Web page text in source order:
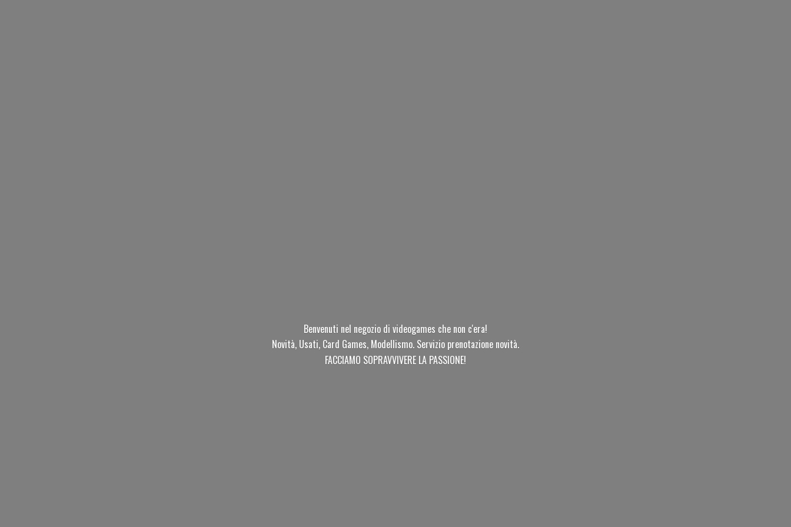
Benvenuti nel negozio di videogames che non c'era!
Novità, Usati, Card Games, Modellismo. Servizio prenotazione novità.
FACCIAMO SOPRAVVIVERE LA PASSIONE!